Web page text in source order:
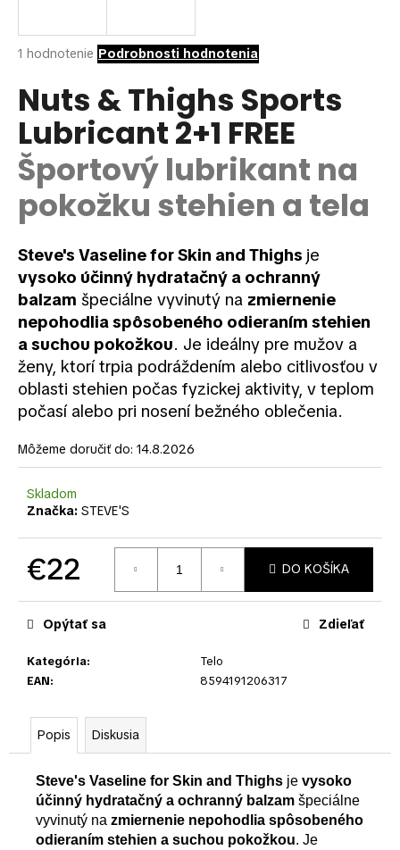
Priemerné
produktu
je
5,0
5
hviezdičiek.
1 hodnotenie Podrobnosti hodnotenia
Nuts & Thighs Sports
Lubricant 2+1 FREE
Športový lubrikant na
pokožku stehien a tela
Steve's Vaseline for Skin and Thighs je
vysoko účinný hydratačný a ochranný
balzam špeciálne vyvinutý na zmiernenie
nepohodlia spôsobeného odieraním stehien
a suchou pokožkou. Je ideálny pre mužov a
ženy, ktorí trpia podráždením alebo citlivosťou v
oblasti stehien počas fyzickej aktivity, v teplom
počasí alebo pri nosení bežného oblečenia.
Môžeme doručiť do: 14.8.2026
Skladom
Značka: STEVE'S
€22 DO KOŠÍKA
Kategória:
Telo
EAN: 8594191206317
Opýtať sa Zdieľať
Popis Diskusia
Steve's Vaseline for Skin and Thighs je vysoko
účinný hydratačný a ochranný balzam špeciálne
vyvinutý na zmiernenie nepohodlia spôsobeného
odieraním stehien a suchou pokožkou. Je
j
ť
?
HĽADAŤ
O
d
p
o
r
ú
č
a
m
e